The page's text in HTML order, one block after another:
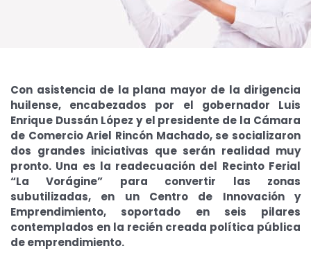
Con asistencia de la plana mayor de la dirigencia
huilense, encabezados por el gobernador Luis
Enrique Dussán López y el presidente de la Cámara
de Comercio Ariel Rincón Machado, se socializaron
dos grandes iniciativas que serán realidad muy
pronto. Una es la readecuación del Recinto Ferial
“La Vorágine” para convertir las zonas
subutilizadas, en un Centro de Innovación y
Emprendimiento, soportado en seis pilares
contemplados en la recién creada política pública
de emprendimiento.